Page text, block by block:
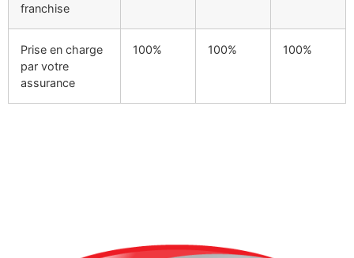
franchise
Prise en charge
par votre
assurance
100% 100% 100%